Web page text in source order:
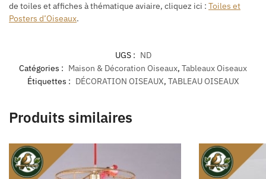
de toiles et affiches à thématique aviaire, cliquez ici : Toiles et
Posters d’Oiseaux.
UGS : ND
Catégories : Maison & Décoration Oiseaux, Tableaux Oiseaux
Étiquettes : DÉCORATION OISEAUX, TABLEAU OISEAUX
Produits similaires